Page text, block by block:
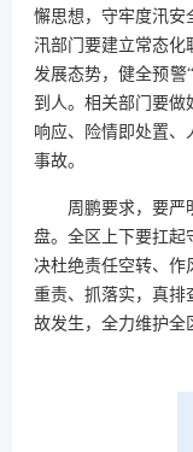
懈思想，守牢度汛安
汛部门要建立常态化
发展态势，健全预警
到人。相关部门要做
响应、险情即处置、
事故。
周鹏要求，要严
盘。全区上下要扛起
决杜绝责任空转、作
重责、抓落实，真排
故发生，全力维护全